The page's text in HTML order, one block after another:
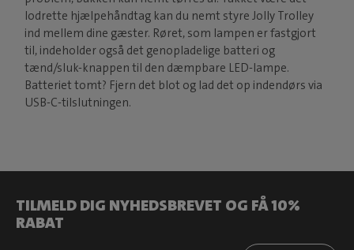
lodrette hjælpehåndtag kan du nemt styre Jolly Trolley
ind mellem dine gæster. Røret, som lampen er fastgjort
til, indeholder også det genopladelige batteri og
tænd/sluk-knappen til den dæmpbare LED-lampe.
Batteriet tomt? Fjern det blot og lad det op indendørs via
USB-C-tilslutningen.
TILMELD DIG NYHEDSBREVET OG FÅ 10%
RABAT